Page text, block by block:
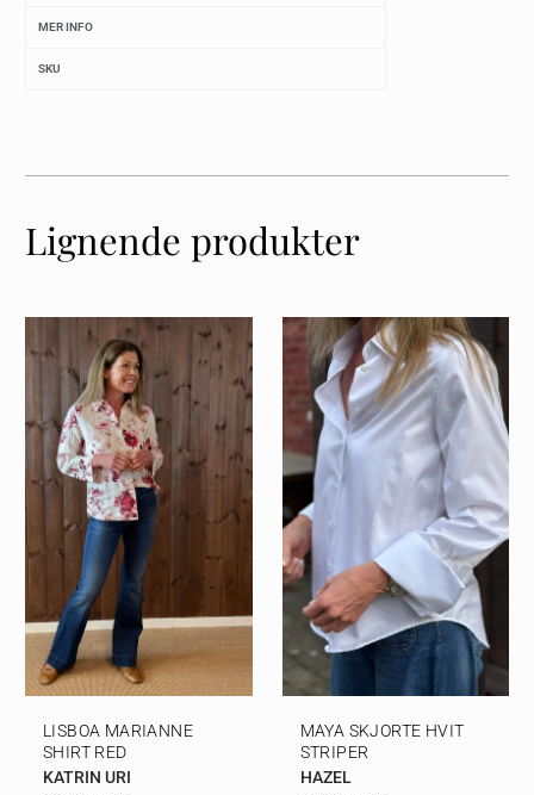
MER INFO
SKU
Lignende produkter
LISBOA MARIANNE
SHIRT RED
KATRIN URI
MAYA SKJORTE HVIT
STRIPER
HAZEL